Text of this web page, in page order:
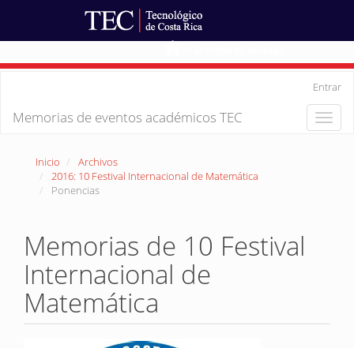
principal
Entrar
Toggle
Memorias de eventos académicos TEC
Inicio
Archivos
2016: 10 Festival Internacional de Matemática
Ponencias
Memorias de 10 Festival
Internacional de
Matemática